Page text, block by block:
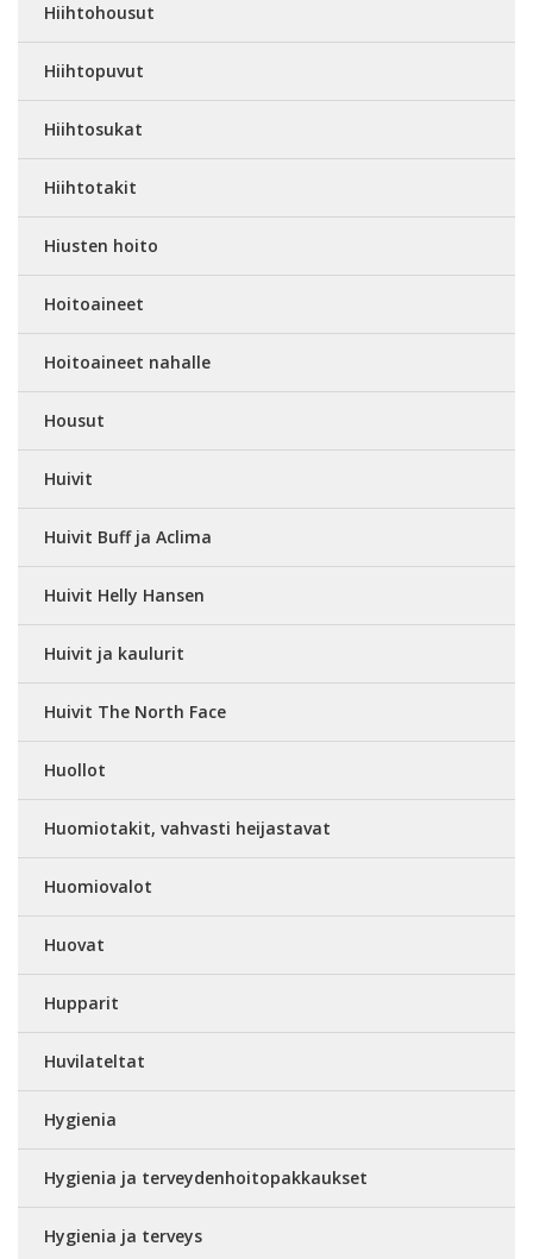
Hiihtohousut
Hiihtopuvut
Hiihtosukat
Hiihtotakit
Hiusten hoito
Hoitoaineet
Hoitoaineet nahalle
Housut
Huivit
Huivit Buff ja Aclima
Huivit Helly Hansen
Huivit ja kaulurit
Huivit The North Face
Huollot
Huomiotakit, vahvasti heijastavat
Huomiovalot
Huovat
Hupparit
Huvilateltat
Hygienia
Hygienia ja terveydenhoitopakkaukset
Hygienia ja terveys